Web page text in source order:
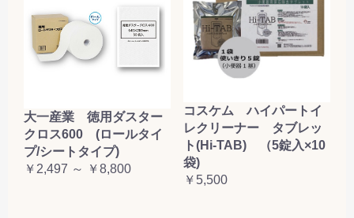
大一産業 徳用ダスター
クロス600 (ロールタイ
プ/シートタイプ)
￥2,497 ～ ￥8,800
コスケム ハイパートイ
レクリーナー タブレッ
ト(Hi-TAB) （5錠入×10
袋)
￥5,500